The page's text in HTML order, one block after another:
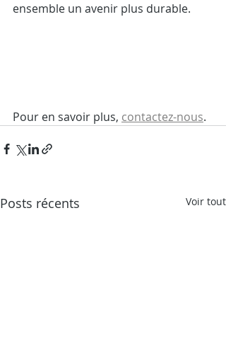
ensemble un avenir plus durable.
Pour en savoir plus, contactez-nous.
Posts récents Voir tout